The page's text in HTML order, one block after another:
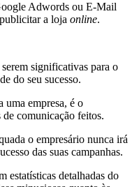
Adwords ou E-Mail
a loja online.
significativas para o
do seu sucesso.
uma empresa, é o
de comunicação feitos.
o empresário nunca irá
das suas campanhas.
estatísticas detalhadas do